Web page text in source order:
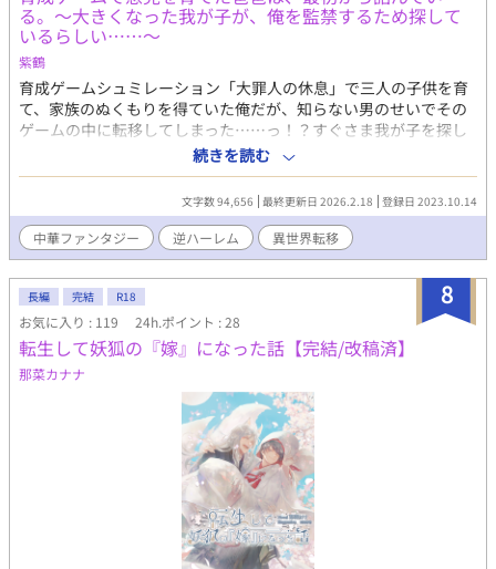
退治する日々を送っている。 ナツメを徐々に溺愛していく。 シ
キ・・・九尾隊の四天王。見た目に反し物腰が柔らかく心優しい
性格だが、高い戦闘能力を誇る。 クレナイ・・・九尾隊の四天
王。アサヒを息子のように思う赤毛の美しき妖狐。 シュラ・・・
アサヒに拾われた。性根は優しいが、口の悪さが似てしまい勘違
いされることが多い。 サイカ・・・アサヒに拾われた。シュラの
妹で、予知夢を見る特殊能力がある。人見知りだがナツメにはす
ぐ懐く。 ※キャラへの質問あれば、お気軽に質問してください！
る。～大きくなった我が子が、俺を監禁するため探して
いるらしい……～
紫鶴
育成ゲームシュミレーション「大罪人の休息」で三人の子供を育
て、家族のぬくもりを得ていた俺だが、知らない男のせいでその
ゲームの中に転移してしまった……っ！？すぐさま我が子を探し
に行きたいが、何故か知らぬ間に妖怪退治をする道士として宮廷
直属の組織『映月』に属することに！！その上、そこで大きくな
った我が子と再会したのだが、どうやら彼らは俺を見つけ次第監
禁しようと目論んでいるようで……。ばれたら終わる。だから俺
は爸爸（パパ）だと気付かれないように彼らを見守ることにした
のだが、監禁されて終わるかも。我が子といえど、怖いものは怖
い！！誰か俺を助けてくれ！！ ムーンライトノベルズにも連載中
続きを読む
文字数 94,656 最終更新日 2026.2.18 登録日 2023.10.14
中華ファンタジー 逆ハーレム 異世界転移
8
長編 完結 R18
お気に入り : 119 24h.ポイント : 28
転生して妖狐の『嫁』になった話【完結/改稿済】
那菜カナナ